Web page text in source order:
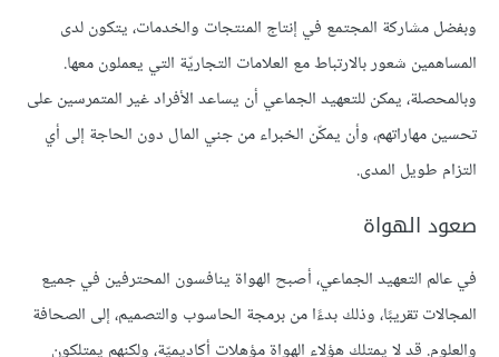
وبفضل مشاركة المجتمع في إنتاج المنتجات والخدمات، يتكون لدى
المساهمين شعور بالارتباط مع العلامات التجاريّة التي يعملون معها.
وبالمحصلة، يمكن للتعهيد الجماعي أن يساعد الأفراد غير المتمرسين على
تحسين مهاراتهم، وأن يمكّن الخبراء من جني المال دون الحاجة إلى أي
التزام طويل المدى.
صعود الهواة
في عالم التعهيد الجماعي، أصبح الهواة ينافسون المحترفين في جميع
المجالات تقريبًا، وذلك بدءًا من برمجة الحاسوب والتصميم، إلى الصحافة
والعلوم. قد لا يمتلك هؤلاء الهواة مؤهلات أكاديميّة، ولكنهم يمتلكون